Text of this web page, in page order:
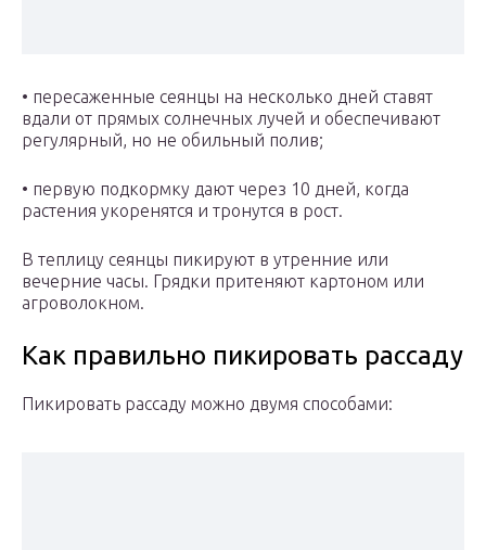
• пересаженные сеянцы на несколько дней ставят
вдали от прямых солнечных лучей и обеспечивают
регулярный, но не обильный полив;
• первую подкормку дают через 10 дней, когда
растения укоренятся и тронутся в рост.
В теплицу сеянцы пикируют в утренние или
вечерние часы. Грядки притеняют картоном или
агроволокном.
Как правильно пикировать рассаду
Пикировать рассаду можно двумя способами: